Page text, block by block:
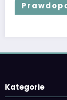
Kategorie